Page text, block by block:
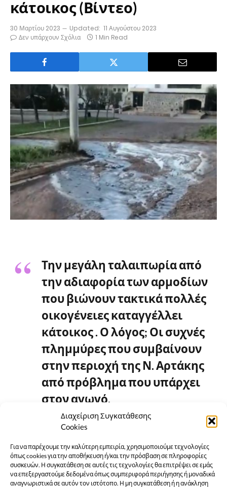
Διαχείριση Συγκατάθεσης
Cookies
Για να παρέχουμε την καλύτερη εμπειρία, χρησιμοποιούμε τεχνολογίες
όπως cookies για την αποθήκευση ή/και την πρόσβαση σε πληροφορίες
συσκευών. Η συγκατάθεση σε αυτές τις τεχνολογίες θα επιτρέψει σε εμάς
να επεξεργαστούμε δεδομένα όπως συμπεριφορά περιήγησης ή μοναδικά
αναγνωριστικά σε αυτόν τον ιστότοπο. Η μη συγκατάθεση ή η ανάκληση
κάτοικος (Βίντεο)
30 Μαρτίου 2023 Updated: 11 Αυγούστου 2023
Δεν υπάρχουν Σχόλια
1 Min Read
Τηνμεγάλη ταλαιπωρίααπό
την αδιαφορία των αρμοδίων
που βιώνουν τακτικάπολλές
οικογένειες καταγγέλλει
κάτοικος . Ο λόγος; Οι συχνές
πλημμύρες που συμβαίνουν
στην περιοχή της Ν. Αρτάκης
από πρόβλημα που υπάρχει
στον αγωγό.
Ο Νικόλαος Γεωργαλάς
κοινοποίησε το παρακάτω
βίντεο σε ανάρτησή του, ώστε
να το δουν όπως αναφέρει οι
αρμόδιοι και να καταλάβουν